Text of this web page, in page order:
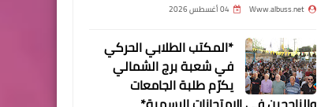
في "تجمع المعشوق"..
وتتناسى آفة الفقر وما هو
السبب ومن هو المسبب!!..
Www.albuss.net 04 أغسطس 2026
*المكتب الطلابي الحركي
في شعبة برج الشمالي
يكرّم طلبة الجامعات